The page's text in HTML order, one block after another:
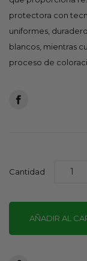
protectora con
uniformes,
blancos, mientras
proceso de
Cantidad
AÑADIR AL